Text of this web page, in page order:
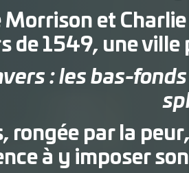
Morrison et
de 1549, une ville
: les bas-
rongée par la
à y imposer